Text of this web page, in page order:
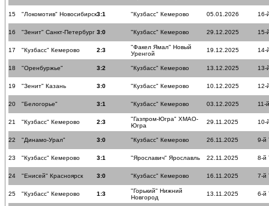
15 "Локомотив" Новосибирск3:1 "Кузбасс" Кемерово 05.01.2026 16-
16 "Зенит" Санкт-Петербург 3:0 "Кузбасс" Кемерово 29.12.2025 15-
17 "Кузбасс" Кемерово 2:3
"Факел Ямал" Новый
Уренгой
19.12.2025 14-
18 "Оренбуржье" 3:2 "Кузбасс" Кемерово 13.12.2025 13-
19 "Зенит" Казань 3:0 "Кузбасс" Кемерово 10.12.2025 12-
20 "Белогорье" 3:1 "Кузбасс" Кемерово 03.12.2025 11-
21 "Кузбасс" Кемерово 2:3
"Газпром-Югра" ХМАО-
Югра
29.11.2025 10-
22 "Динамо-Урал" 3:0 "Кузбасс" Кемерово 26.11.2025 9-й
23 "Кузбасс" Кемерово 3:1 "Ярославич" Ярославль 22.11.2025 8-й
24 "Енисей" Красноярск 3:0 "Кузбасс" Кемерово 16.11.2025 7-й
25 "Кузбасс" Кемерово 1:3
"Горький" Нижний
Новгород
13.11.2025 6-й